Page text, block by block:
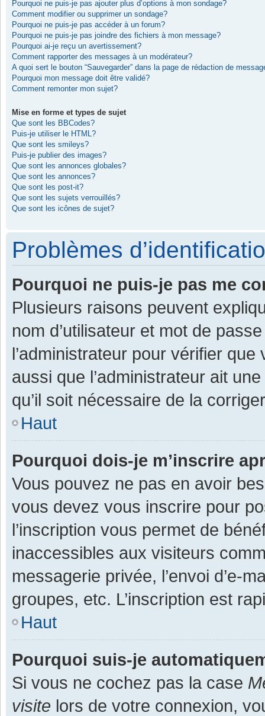
Pourquoi ne puis-je pas ajouter plus d’options à mon sondage?
Comment modifier ou supprimer un sondage?
Pourquoi ne puis-je pas accéder à un forum?
Pourquoi ne puis-je pas joindre des fichiers à mon message?
Pourquoi ai-je reçu un avertissement?
Comment rapporter des messages à un modérateur?
A quoi sert le bouton “Sauvegarder” dans la page de rédaction de
Pourquoi mon message doit être validé?
Comment remonter mon sujet?
Mise en forme et types de sujet
Que sont les BBCodes?
Puis-je utiliser le HTML?
Que sont les smileys?
Puis-je publier des images?
Que sont les annonces globales?
Que sont les annonces?
Que sont les post-it?
Que sont les sujets verrouillés?
Que sont les icônes de sujet?
Problèmes
Pourquoi ne puis-je pas me
Plusieurs raisons peuvent
nom d’utilisateur et mot de
l’administrateur pour vérifier
aussi que l’administrateur ait
qu’il soit nécessaire de la
Haut
Pourquoi dois-je m’inscrire
Vous pouvez ne pas en avoir
vous devez vous inscrire pour
l’inscription vous permet de
inaccessibles aux visiteurs
messagerie privée, l’envoi d’e-
groupes, etc. L’inscription est
Haut
Pourquoi suis-je
Si vous ne cochez pas la case
visite lors de votre connexion,